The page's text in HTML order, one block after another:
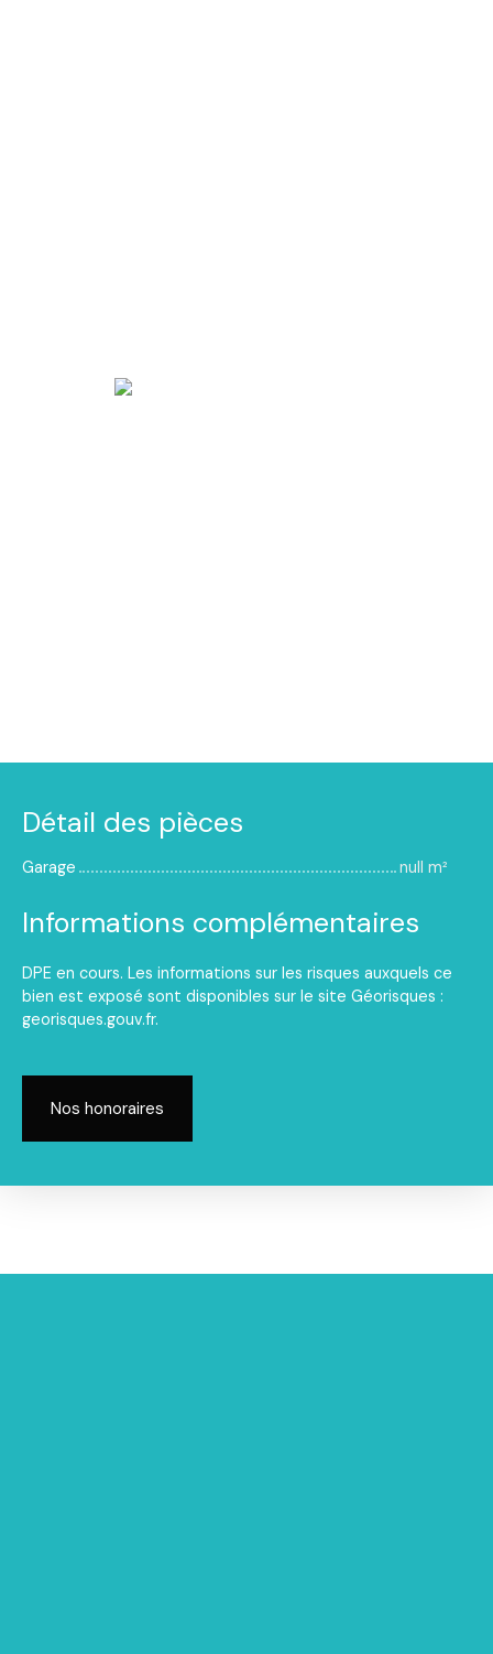
Détail des pièces
Garage null m²
Informations complémentaires
DPE en cours. Les informations sur les risques auxquels ce
bien est exposé sont disponibles sur le site Géorisques :
georisques.gouv.fr.
Nos honoraires